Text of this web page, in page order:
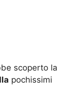
scoperto la
pochissimi